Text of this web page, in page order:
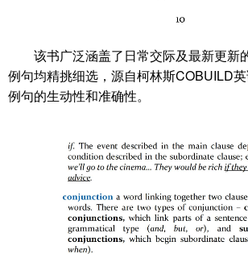
该书广泛涵盖了日常交际及最新更新
例句均精挑细选，源自柯林斯COBUILD
例句的生动性和准确性。